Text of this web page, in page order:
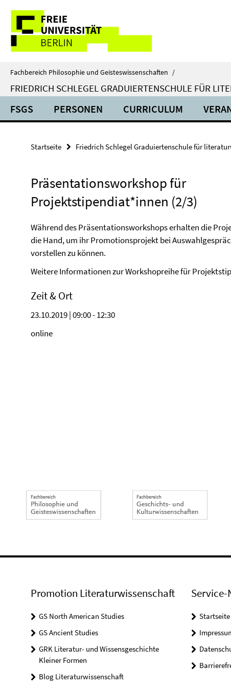
direkt
Inhalt
Service-
Navigation
Fachbereich Philosophie und Geisteswissenschaften /
FRIEDRICH SCHLEGEL GRADUIERTENSCHULE FÜR
FSGS PERSONEN CURRICULUM
Startseite Friedrich Schlegel Graduiertenschule für
Präsentationsworkshop für
Projektstipendiat*innen (2/3)
Während des Präsentationsworkshops erhalten die
die Hand, um ihr Promotionsprojekt bei
vorstellen zu können.
Weitere Informationen zur Workshopreihe für
Zeit & Ort
23.10.2019 | 09:00 - 12:30
online
Promotion Literaturwissenschaft
GS North American Studies
GS Ancient Studies
GRK Literatur- und Wissensgeschichte
Kleiner Formen
Blog Literaturwissenschaft
Startseite